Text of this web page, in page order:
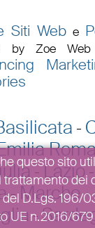
Siti Web e
by Zoe
-
-Lazio
-Marche-
-
questo sito
trattamento dei
D.Lgs. 196/
UE n.2016/679